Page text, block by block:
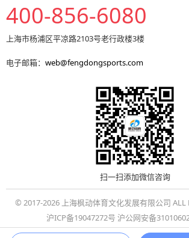
400-856-6080
上海市杨浦区平凉路2103号老行政楼3楼
电子邮箱： web@fengdongsports.com
扫一扫添加微信咨询
© 2017-2026 上海枫动体育文化发展有限公司 ALL
沪ICP备19047272号 沪公网安备